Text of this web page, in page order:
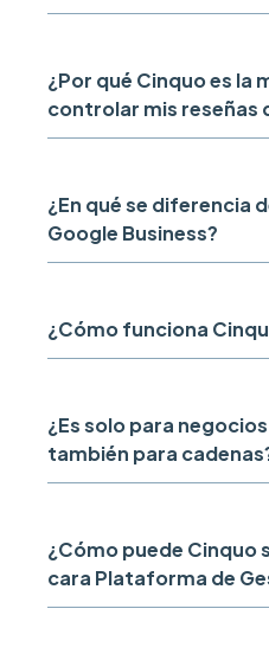
¿Por qué Cinquo es la
controlar mis reseñas
¿En qué se diferencia
Google Business?
¿Cómo funciona
¿Es solo para
también para
¿Cómo puede Cinquo
cara Plataforma de